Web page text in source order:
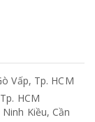
Vấp, Tp. HCM
HCM
Kiều, Cần